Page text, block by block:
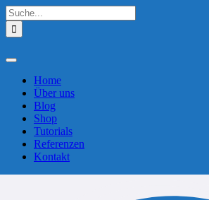
Zum
Inhalt
springen
Suche
nach:
Toggle
NavigationHome
Über uns
Blog
Shop
Tutorials
Referenzen
Kontakt